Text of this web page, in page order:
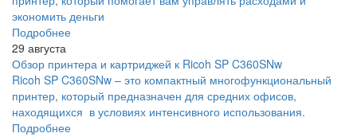
экономить деньги
Подробнее
29 августа
Обзор принтера и картриджей к Ricoh SP C360SNw
Ricoh SP C360SNw – это компактный многофункциональный
принтер, который предназначен для средних офисов,
находящихся в условиях интенсивного использования.
Подробнее